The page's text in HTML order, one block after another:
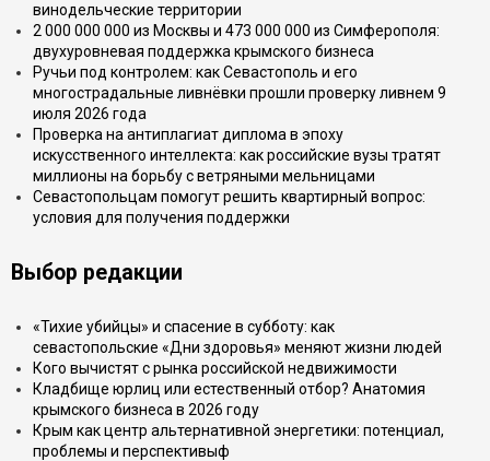
винодельческие территории
2 000 000 000 из Москвы и 473 000 000 из Симферополя:
двухуровневая поддержка крымского бизнеса
Ручьи под контролем: как Севастополь и его
многострадальные ливнёвки прошли проверку ливнем 9
июля 2026 года
Проверка на антиплагиат диплома в эпоху
искусственного интеллекта: как российские вузы тратят
миллионы на борьбу с ветряными мельницами
Севастопольцам помогут решить квартирный вопрос:
условия для получения поддержки
Выбор редакции
«Тихие убийцы» и спасение в субботу: как
севастопольские «Дни здоровья» меняют жизни людей
Кого вычистят с рынка российской недвижимости
Кладбище юрлиц или естественный отбор? Анатомия
крымского бизнеса в 2026 году
Крым как центр альтернативной энергетики: потенциал,
проблемы и перспективыф